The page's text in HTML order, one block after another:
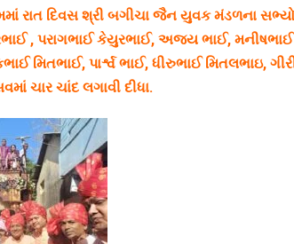
રાત દિવસ શ્રી બગીચા જૈન યુવક મંડળના
, પરાગભાઈ કેયુરભાઈ, અજય ભાઈ, મનીષભાઈ
મિતભાઈ, પાર્શ્વ ભાઈ, ધીરુભાઈ
ચાર ચાંદ લગાવી દીધા.